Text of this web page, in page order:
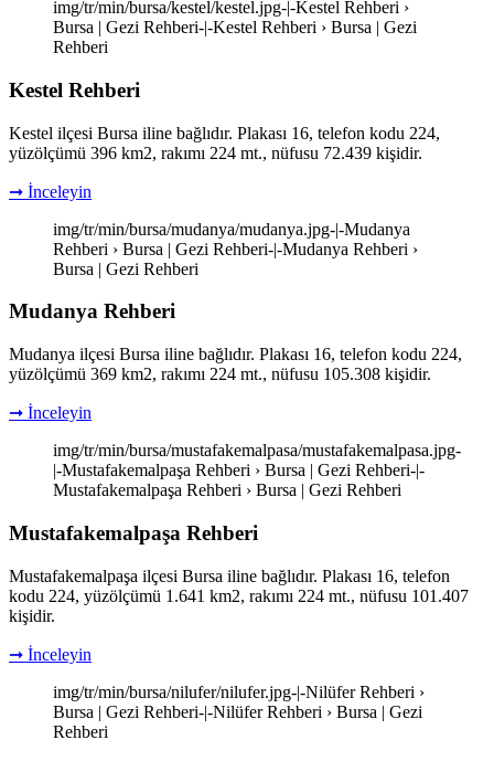
img/tr/min/bursa/kestel/kestel.jpg-|-Kestel Rehberi ›
Bursa | Gezi Rehberi-|-Kestel Rehberi › Bursa | Gezi
Rehberi
Kestel Rehberi
Kestel ilçesi Bursa iline bağlıdır. Plakası 16, telefon kodu 224,
yüzölçümü 396 km2, rakımı 224 mt., nüfusu 72.439 kişidir.
➞ İnceleyin
img/tr/min/bursa/mudanya/mudanya.jpg-|-Mudanya
Rehberi › Bursa | Gezi Rehberi-|-Mudanya Rehberi ›
Bursa | Gezi Rehberi
Mudanya Rehberi
Mudanya ilçesi Bursa iline bağlıdır. Plakası 16, telefon kodu 224,
yüzölçümü 369 km2, rakımı 224 mt., nüfusu 105.308 kişidir.
➞ İnceleyin
img/tr/min/bursa/mustafakemalpasa/mustafakemalpasa.jpg-
|-Mustafakemalpaşa Rehberi › Bursa | Gezi Rehberi-|-
Mustafakemalpaşa Rehberi › Bursa | Gezi Rehberi
Mustafakemalpaşa Rehberi
Mustafakemalpaşa ilçesi Bursa iline bağlıdır. Plakası 16, telefon
kodu 224, yüzölçümü 1.641 km2, rakımı 224 mt., nüfusu 101.407
kişidir.
➞ İnceleyin
img/tr/min/bursa/nilufer/nilufer.jpg-|-Nilüfer Rehberi ›
Bursa | Gezi Rehberi-|-Nilüfer Rehberi › Bursa | Gezi
Rehberi